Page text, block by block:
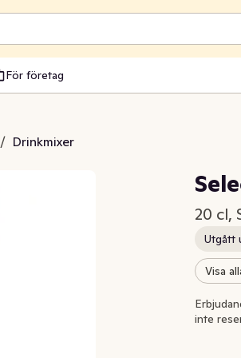
För företag
/ Drinkmixer
20 cl,
Utgått
Visa
inte